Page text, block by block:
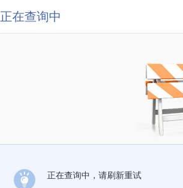
正在查询中
正在查询中，请刷新重试